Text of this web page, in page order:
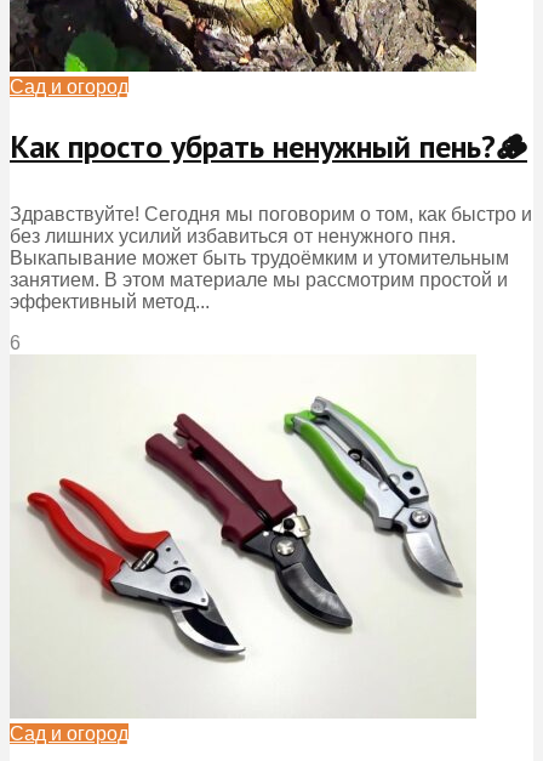
Сад и огород
Как просто убрать ненужный пень?🪵
Здравствуйте! Сегодня мы поговорим о том, как быстро и
без лишних усилий избавиться от ненужного пня.
Выкапывание может быть трудоёмким и утомительным
занятием. В этом материале мы рассмотрим простой и
эффективный метод...
6
Сад и огород